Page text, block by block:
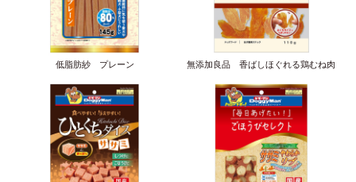
低脂肪紗 プレーン 無添加良品 香ばしほぐれる鶏むね肉